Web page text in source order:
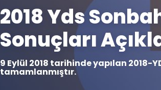
2018 Yds
Sonuçları
9 Eylül 2018 tarihinde yapılan 2018-
tamamlanmıştır.